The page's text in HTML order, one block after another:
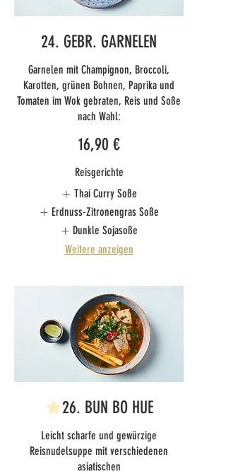
24. GEBR. GARNELEN
Garnelen mit Champignon, Broccoli,
Karotten, grünen Bohnen, Paprika und
Tomaten im Wok gebraten, Reis und Soße
nach Wahl:
16,90 €
Reisgerichte
Thai Curry Soße
Erdnuss-Zitronengras Soße
Dunkle Sojasoße
Weitere anzeigen
26. BUN BO HUE
Leicht scharfe und gewürzige
Reisnudelsuppe mit verschiedenen
asiatischen